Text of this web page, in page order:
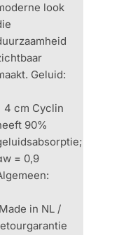
look
Geluid:
4 cm Cyclin
90%
= 0,9
Made in NL /